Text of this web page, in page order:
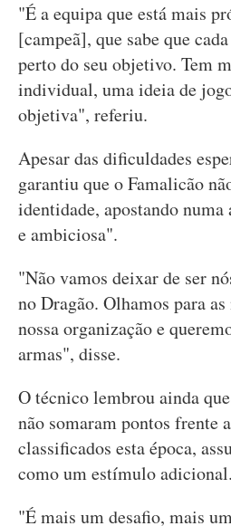
"É a equipa que está mais
[campeã], que sabe que
perto do seu objetivo. Tem
individual, uma ideia de
objetiva", referiu.
Apesar das dificuldades
garantiu que o Famalicão
identidade, apostando
e ambiciosa".
"Não vamos deixar de ser
no Dragão. Olhamos para
nossa organização e
armas", disse.
O técnico lembrou ainda
não somaram pontos frente
classificados esta época,
como um estímulo adicional.
"É mais um desafio, mais